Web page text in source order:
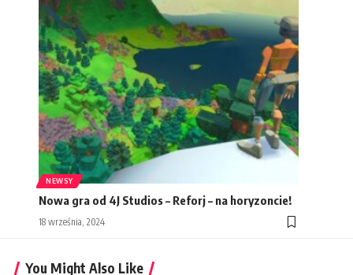
NEWSY
Nowa gra od 4J Studios – Reforj – na horyzoncie!
18 września, 2024
You Might Also Like